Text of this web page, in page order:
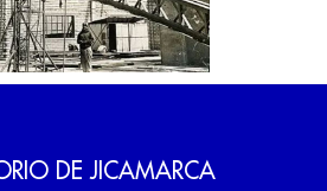
DE JICAMARCA